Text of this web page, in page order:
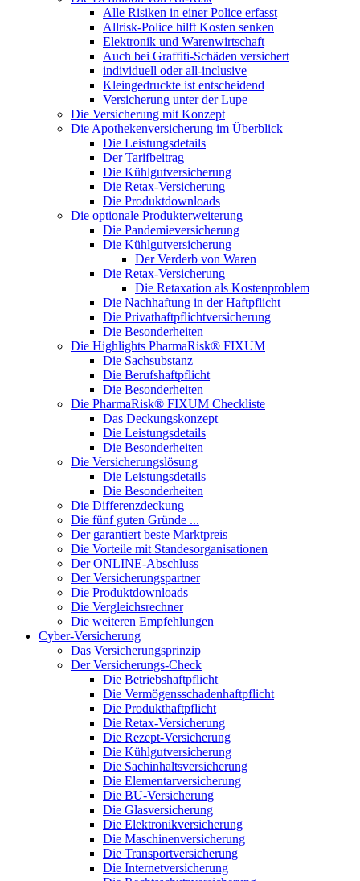
Alle Risiken in einer Police erfasst
Allrisk-Police hilft Kosten senken
Elektronik und Warenwirtschaft
Auch bei Graffiti-Schäden versichert
individuell oder all-inclusive
Kleingedruckte ist entscheidend
Versicherung unter der Lupe
Die Versicherung mit Konzept
Die Apothekenversicherung im Überblick
Die Leistungsdetails
Der Tarifbeitrag
Die Kühlgutversicherung
Die Retax-Versicherung
Die Produktdownloads
Die optionale Produkterweiterung
Die Pandemieversicherung
Die Kühlgutversicherung
Der Verderb von Waren
Die Retax-Versicherung
Die Retaxation als Kostenproblem
Die Nachhaftung in der Haftpflicht
Die Privathaftpflichtversicherung
Die Besonderheiten
Die Highlights PharmaRisk® FIXUM
Die Sachsubstanz
Die Berufshaftpflicht
Die Besonderheiten
Die PharmaRisk® FIXUM Checkliste
Das Deckungskonzept
Die Leistungsdetails
Die Besonderheiten
Die Versicherungslösung
Die Leistungsdetails
Die Besonderheiten
Die Differenzdeckung
Die fünf guten Gründe ...
Der garantiert beste Marktpreis
Die Vorteile mit Standesorganisationen
Der ONLINE-Abschluss
Der Versicherungspartner
Die Produktdownloads
Die Vergleichsrechner
Die weiteren Empfehlungen
Cyber-Versicherung
Das Versicherungsprinzip
Der Versicherungs-Check
Die Betriebshaftpflicht
Die Vermögensschadenhaftpflicht
Die Produkthaftpflicht
Die Retax-Versicherung
Die Rezept-Versicherung
Die Kühlgutversicherung
Die Sachinhaltsversicherung
Die Elementarversicherung
Die BU-Versicherung
Die Glasversicherung
Die Elektronikversicherung
Die Maschinenversicherung
Die Transportversicherung
Die Internetversicherung